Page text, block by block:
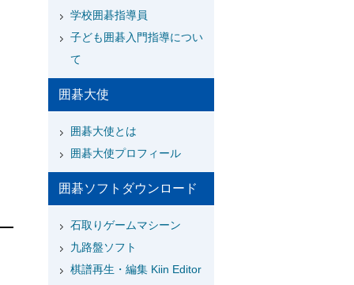
学校囲碁指導員
子ども囲碁入門指導につい
て
囲碁大使
囲碁大使とは
囲碁大使プロフィール
囲碁ソフトダウンロード
石取りゲームマシーン
九路盤ソフト
棋譜再生・編集 Kiin Editor